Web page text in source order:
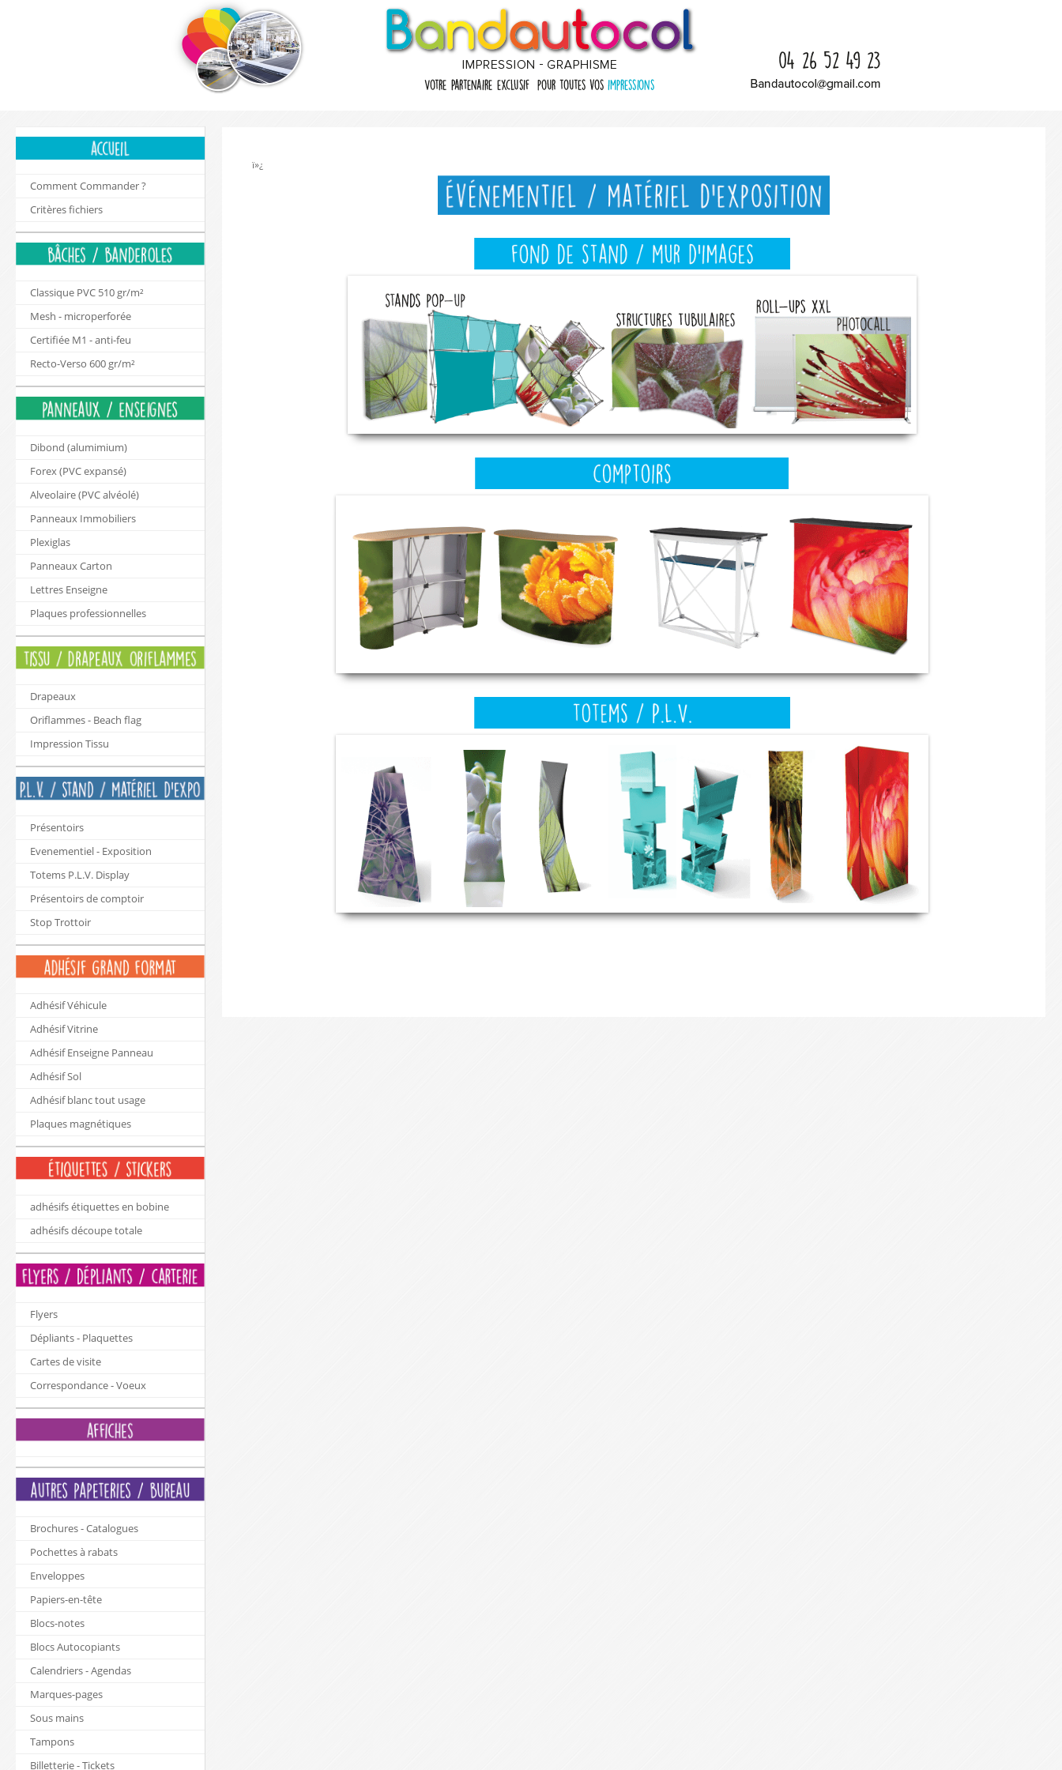
Comment Commander ?
Critères fichiers
Classique PVC 510 gr/m²
Mesh - microperforée
Certifiée M1 - anti-feu
Recto-Verso 600 gr/m²
Dibond (alumimium)
Forex (PVC expansé)
Alveolaire (PVC alvéolé)
Panneaux Immobiliers
Plexiglas
Panneaux Carton
Lettres Enseigne
Plaques professionnelles
Drapeaux
Oriflammes - Beach flag
Impression Tissu
Présentoirs
Evenementiel - Exposition
Totems P.L.V. Display
Présentoirs de comptoir
Stop Trottoir
Adhésif Véhicule
Adhésif Vitrine
Adhésif Enseigne Panneau
Adhésif Sol
Adhésif blanc tout usage
Plaques magnétiques
adhésifs étiquettes en bobine
adhésifs découpe totale
Flyers
Dépliants - Plaquettes
Cartes de visite
Correspondance - Voeux
Brochures - Catalogues
Pochettes à rabats
Enveloppes
Papiers-en-tête
Blocs-notes
Blocs Autocopiants
Calendriers - Agendas
Marques-pages
Sous mains
Tampons
Billetterie - Tickets
ï»¿